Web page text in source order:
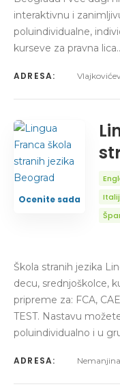
interaktivnu i
poluindividualne,
kurseve za pravna
ADRESA:
Ocenite sada
Škola stranih jezika
decu, srednjoškolce,
pripreme za: FCA,
TEST. Nastavu
poluindividualno i u
ADRESA: